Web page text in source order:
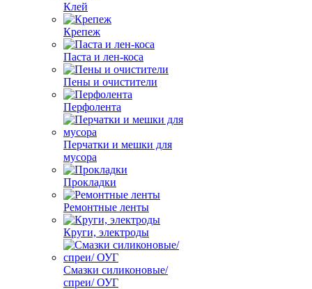
Клей
Крепеж
Паста и лен-коса
Пены и очистители
Перфолента
Перчатки и мешки для
мусора
Прокладки
Ремонтные ленты
Круги, электроды
Смазки силиконовые/
спреи/ ОУГ